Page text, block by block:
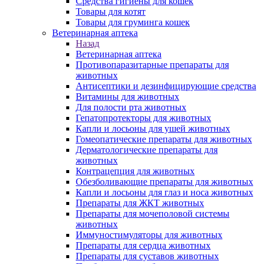
Товары для котят
Товары для груминга кошек
Ветеринарная аптека
Назад
Ветеринарная аптека
Противопаразитарные препараты для
животных
Антисептики и дезинфицирующие средства
Витамины для животных
Для полости рта животных
Гепатопротекторы для животных
Капли и лосьоны для ушей животных
Гомеопатические препараты для животных
Дерматологические препараты для
животных
Контрацепция для животных
Обезболивающие препараты для животных
Капли и лосьоны для глаз и носа животных
Препараты для ЖКТ животных
Препараты для мочеполовой системы
животных
Иммуностимуляторы для животных
Препараты для сердца животных
Препараты для суставов животных